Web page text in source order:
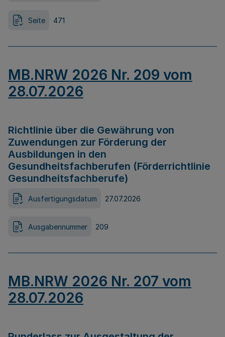
Seite 471
MB.NRW 2026 Nr. 209 vom
28.07.2026
Richtlinie über die Gewährung von
Zuwendungen zur Förderung der
Ausbildungen in den
Gesundheitsfachberufen (Förderrichtlinie
Gesundheitsfachberufe)
Ausfertigungsdatum 27.07.2026
Ausgabennummer 209
MB.NRW 2026 Nr. 207 vom
28.07.2026